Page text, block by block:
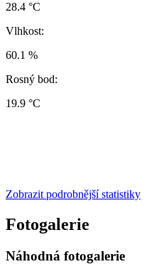
28.4 °C
Vlhkost:
60.1 %
Rosný bod:
19.9 °C
Zobrazit podrobnější statistiky
Fotogalerie
Náhodná fotogalerie